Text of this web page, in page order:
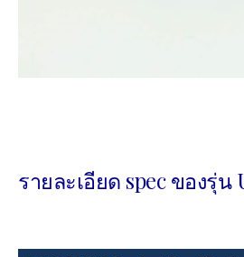
รายละเอียด spec ของรุ่น